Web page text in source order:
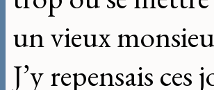
un vieux
J’y repensais